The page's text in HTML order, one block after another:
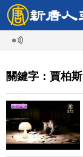
關鍵字：賈柏斯